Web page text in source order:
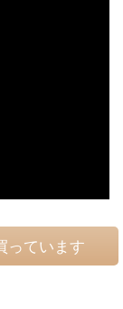
っています